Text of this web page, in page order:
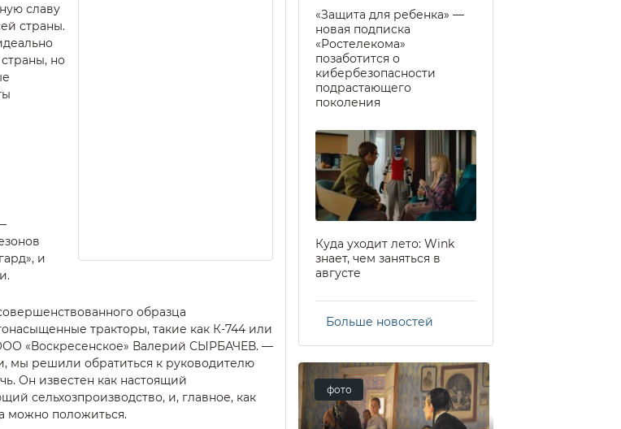
славу
страны.
но
и
образца
тракторы, такие как К-744 или
«Воскресенское» Валерий СЫРБАЧЕВ. —
мы решили обратиться к руководителю
Он известен как настоящий
сельхозпроизводство, и, главное, как
можно положиться.
«Защита для ребенка» —
новая подписка
«Ростелекома»
позаботится о
кибербезопасности
подрастающего
поколения
Куда уходит лето: Wink
знает, чем заняться в
августе
Больше новостей
фото